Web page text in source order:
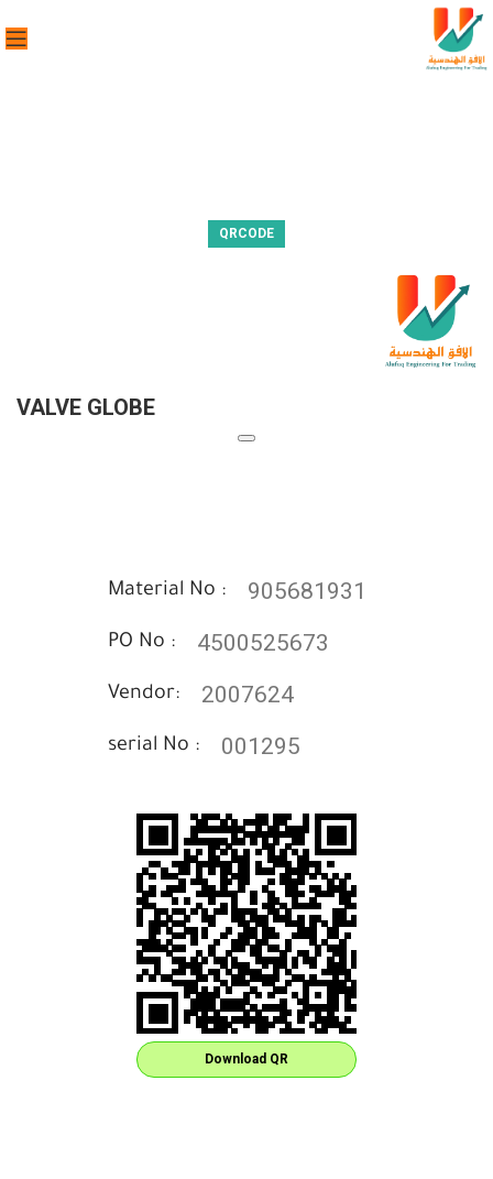
QRCODE
VALVE GLOBE
Download QR
Material No : 905681931
PO No : 4500525673
Vendor: 2007624
serial No : 001295